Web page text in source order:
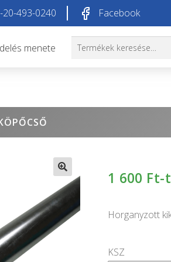
20-493-0240 Facebook
Keresés
Keresés
menete
🔍 1 600 Ft-
Horganyzott
KSZ